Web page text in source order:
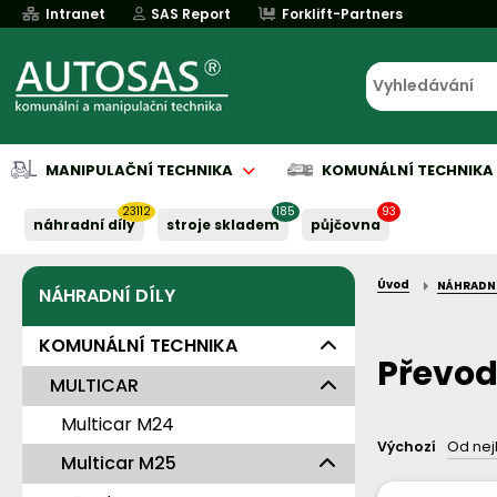
Intranet SAS Report Forklift-Partners
MANIPULAČNÍ TECHNIKA KOMUNÁLNÍ TECHNIKA
náhradní díly
23112
stroje skladem
185
půjčovna
93
NÁHRADNÍ DÍLY
KOMUNÁLNÍ TECHNIKA
MULTICAR
Multicar M24
Multicar M25
Úvod
Výchozí Od